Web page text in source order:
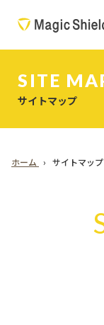
SITE
サイトマップ
ホーム サイトマップ